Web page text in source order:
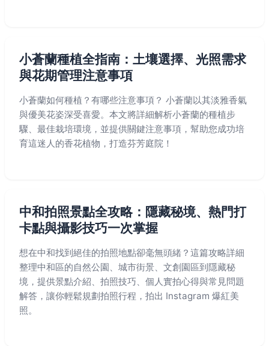
小蒼蘭種植全指南：土壤選擇、光照需求
與花期管理注意事項
小蒼蘭如何種植？有哪些注意事項？ 小蒼蘭以其淡雅香氣
與優美花姿深受喜愛。本文將詳細解析小蒼蘭的種植步
驟、最佳栽培環境，並提供關鍵注意事項，幫助您成功培
育這迷人的香花植物，打造芬芳庭院！
中和拍照景點全攻略：隱藏秘境、熱門打
卡點與攝影技巧一次掌握
想在中和找到絕佳的拍照地點卻毫無頭緒？這篇攻略詳細
整理中和區的自然公園、城市街景、文創園區到隱藏秘
境，提供景點介紹、拍照技巧、個人實拍心得與常見問題
解答，讓你輕鬆規劃拍照行程，拍出 Instagram 爆紅美
照。